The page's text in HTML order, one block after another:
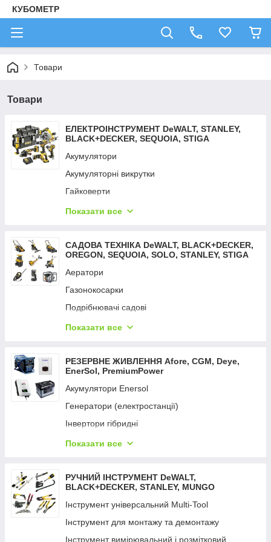
КУБОМЕТР
Товари
Товари
ЕЛЕКТРОІНСТРУМЕНТ DeWALT, STANLEY,
BLACK+DECKER, SEQUOIA, STIGA
Акумулятори
Акумуляторні викрутки
Гайковерти
Дрилі — шурупокрути
Детектори тепла
Зарядні пристрої
Вимірювальні інструменти
Фарбопульти
Відбійні молотки
Мультифункційний інструмент
Перфоратори
Пили
Пістолети цвяхозабивні та скобозабивні
Пістолети гарячого повітря
Пістолети клейові
Підіймач вакуумний
Пилососи
Радіоприймачі промислові
Показати все
САДОВА ТЕХНІКА DeWALT, BLACK+DECKER,
OREGON, SEQUOIA, SOLO, STANLEY, STIGA
Аератори
Газонокосарки
Подрібнювачі садові
Кущорізи та ножиці
Мийки високого тиску
Мотопомпи
Насоси поверхневі
Насоси заглибні
Опрыскиватели
Обладнання для поливання UNIFLEX
Підмітальні машини
Пилососи садові
Райдери
Розкидачі добрив
Показати все
РЕЗЕРВНЕ ЖИВЛЕННЯ Aforе, CGM, Deye,
EnerSol, PremiumPower
Акумулятори Enersol
Генератори (електростанції)
Інвертори гібридні
Портативний зарядний пристрій
Сетевые удлинители
Показати все
РУЧНИЙ ІНСТРУМЕНТ DeWALT,
BLACK+DECKER, STANLEY, MUNGO
Інструмент універсальний Multi-Tool
Інструмент для монтажу та демонтажу
Інструмент вимірювальний і розмітковий